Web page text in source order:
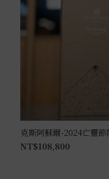
克斯阿蘇爾-2024亡靈
NT$108,800